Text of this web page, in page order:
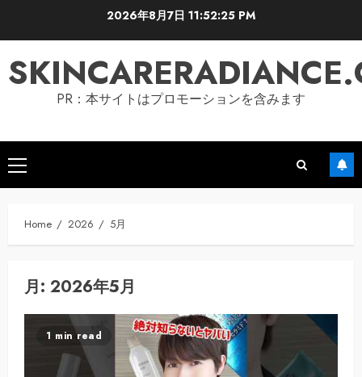
2026年8月7日11:52:27 PM
PR：本サイトはプロモーションを含みます
Primary
Menu
Home 2026 5月
月: 2026年5月
1 min read